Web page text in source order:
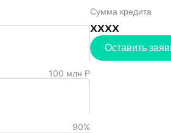
100 млн Р
90%
Сумма кредита
XXXX
Оставить